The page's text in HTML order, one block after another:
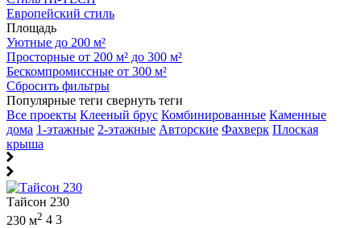
Европейский стиль
Площадь
Уютные до 200 м²
Просторные от 200 м² до 300 м²
Бескомпромиссные от 300 м²
Сбросить фильтры
Популярные теги свернуть теги
Все проекты Клееный брус Комбинированные Каменные
дома 1-этажные 2-этажные Авторские Фахверк Плоская
крыша
Тайсон 230
230 м2 4 3